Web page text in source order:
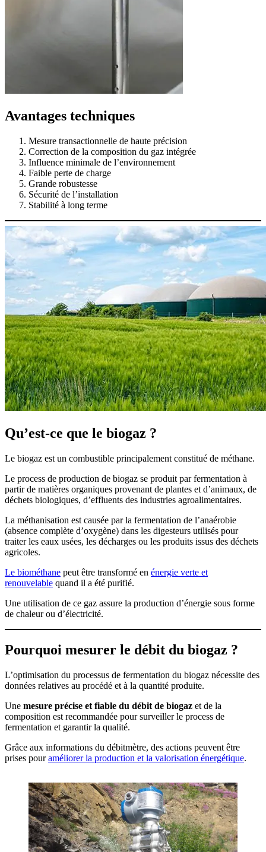
Avantages techniques
Mesure transactionnelle de haute précision
Correction de la composition du gaz intégrée
Influence minimale de l’environnement
Faible perte de charge
Grande robustesse
Sécurité de l’installation
Stabilité à long terme
Qu’est-ce que le biogaz ?
Le biogaz est un combustible principalement constitué de méthane.
Le process de production de biogaz se produit par fermentation à
partir de matières organiques provenant de plantes et d’animaux, de
déchets biologiques, d’effluents des industries agroalimentaires.
La méthanisation est causée par la fermentation de l’anaérobie
(absence complète d’oxygène) dans les digesteurs utilisés pour
traiter les eaux usées, les décharges ou les produits issus des déchets
agricoles.
Le biométhane peut être transformé en énergie verte et
renouvelable quand il a été purifié.
Une utilisation de ce gaz assure la production d’énergie sous forme
de chaleur ou d’électricité.
Pourquoi mesurer le débit du biogaz ?
L’optimisation du processus de fermentation du biogaz nécessite des
données relatives au procédé et à la quantité produite.
Une mesure précise et fiable du débit de biogaz et de la
composition est recommandée pour surveiller le process de
fermentation et garantir la qualité.
Grâce aux informations du débitmètre, des actions peuvent être
prises pouraméliorer la production et la valorisation énergétique.